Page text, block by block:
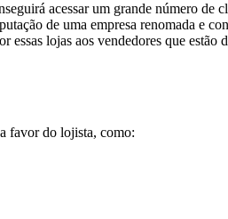
acessar um grande número de
de uma empresa renomada e
essas lojas aos vendedores que estão
favor do lojista, como: